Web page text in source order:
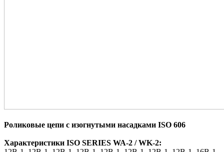
Роликовые цепи с изогнутыми насадками ISO 606
Характеристики ISO SERIES WA-2 / WK-2: